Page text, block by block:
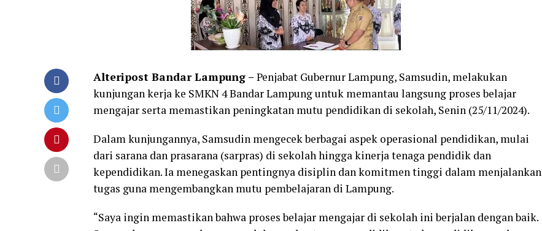
Alteripost Bandar Lampung – Penjabat Gubernur Lampung, Samsudin, melakukan
kunjungan kerja ke SMKN 4 Bandar Lampung untuk memantau langsung proses belajar
mengajar serta memastikan peningkatan mutu pendidikan di sekolah, Senin (25/11/2024).
Dalam kunjungannya, Samsudin mengecek berbagai aspek operasional pendidikan, mulai
dari sarana dan prasarana (sarpras) di sekolah hingga kinerja tenaga pendidik dan
kependidikan. Ia menegaskan pentingnya disiplin dan komitmen tinggi dalam menjalankan
tugas guna mengembangkan mutu pembelajaran di Lampung.
“Saya ingin memastikan bahwa proses belajar mengajar di sekolah ini berjalan dengan baik.